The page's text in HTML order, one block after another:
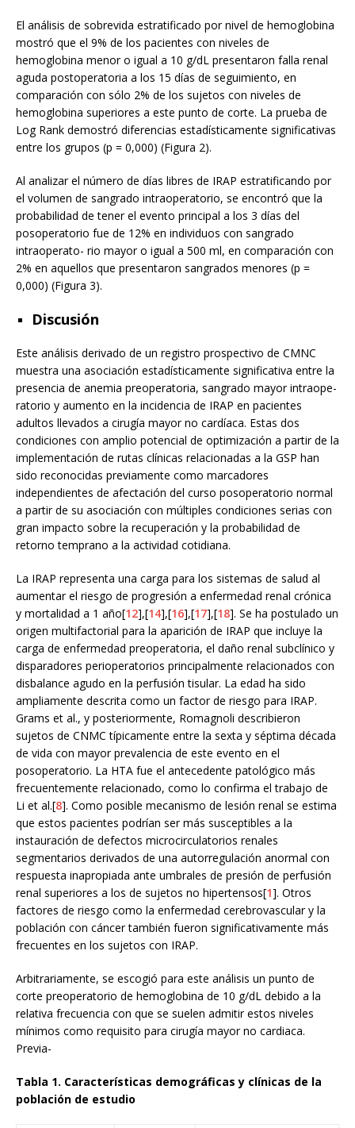
El análisis de sobrevida estratificado por nivel de hemoglobina
mostró que el 9% de los pacientes con niveles de
hemoglobina menor o igual a 10 g/dL presentaron falla renal
aguda postoperatoria a los 15 días de seguimiento, en
comparación con sólo 2% de los sujetos con niveles de
hemoglobina superiores a este punto de corte. La prueba de
Log Rank demostró diferencias estadísticamente significativas
entre los grupos (p = 0,000) (Figura 2).
Al analizar el número de días libres de IRAP estratificando por
el volumen de sangrado intraoperatorio, se encontró que la
probabilidad de tener el evento principal a los 3 días del
posoperatorio fue de 12% en individuos con sangrado
intraoperato- rio mayor o igual a 500 ml, en comparación con
2% en aquellos que presentaron sangrados menores (p =
0,000) (Figura 3).
Discusión
Este análisis derivado de un registro prospectivo de CMNC
muestra una asociación estadísticamente significativa entre la
presencia de anemia preoperatoria, sangrado mayor intraope-
ratorio y aumento en la incidencia de IRAP en pacientes
adultos llevados a cirugía mayor no cardíaca. Estas dos
condiciones con amplio potencial de optimización a partir de la
implementación de rutas clínicas relacionadas a la GSP han
sido reconocidas previamente como marcadores
independientes de afectación del curso posoperatorio normal
a partir de su asociación con múltiples condiciones serias con
gran impacto sobre la recuperación y la probabilidad de
retorno temprano a la actividad cotidiana.
La IRAP representa una carga para los sistemas de salud al
aumentar el riesgo de progresión a enfermedad renal crónica
y mortalidad a 1 año[12],[14],[16],[17],[18]. Se ha postulado un
origen multifactorial para la aparición de IRAP que incluye la
carga de enfermedad preoperatoria, el daño renal subclínico y
disparadores perioperatorios principalmente relacionados con
disbalance agudo en la perfusión tisular. La edad ha sido
ampliamente descrita como un factor de riesgo para IRAP.
Grams et al., y posteriormente, Romagnoli describieron
sujetos de CNMC típicamente entre la sexta y séptima década
de vida con mayor prevalencia de este evento en el
posoperatorio. La HTA fue el antecedente patológico más
frecuentemente relacionado, como lo confirma el trabajo de
Li et al.[8]. Como posible mecanismo de lesión renal se estima
que estos pacientes podrían ser más susceptibles a la
instauración de defectos microcirculatorios renales
segmentarios derivados de una autorregulación anormal con
respuesta inapropiada ante umbrales de presión de perfusión
renal superiores a los de sujetos no hipertensos[1]. Otros
factores de riesgo como la enfermedad cerebrovascular y la
población con cáncer también fueron significativamente más
frecuentes en los sujetos con IRAP.
Arbitrariamente, se escogió para este análisis un punto de
corte preoperatorio de hemoglobina de 10 g/dL debido a la
relativa frecuencia con que se suelen admitir estos niveles
mínimos como requisito para cirugía mayor no cardiaca.
Previa-
Tabla 1. Características demográficas y clínicas de la
población de estudio